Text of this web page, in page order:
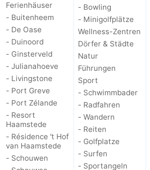
Zierikzee
Oosterschelde
Burgh
Haamstede
-
Natur
Kop
van
Schouwen
Walcheren
-
Veere
-
Natur
Oranjezon
-
Oostkapelle
Ferienhäuser
- Buitenheem
- De Oase
- Duinoord
- Ginsterveld
- Julianahoeve
- Livingstone
- Port Greve
- Port Zélande
- Resort
Haamstede
- Résidence 't Hof
van Haamstede
- Schouwen
- Bowling
- Minigolfplätze
Wellness-Zentren
Dörfer & Städte
Natur
Führungen
Sport
- Schwimmbader
- Radfahren
- Wandern
- Reiten
- Golfplatze
- Surfen
- Sportangeln